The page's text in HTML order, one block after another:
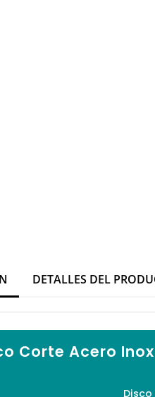
DETALLES DEL
Corte Acero